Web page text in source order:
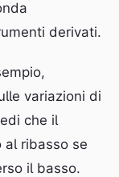
derivati.
variazioni di
che il
al ribasso se
il basso.